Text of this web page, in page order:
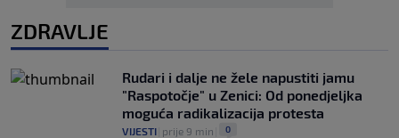
ZDRAVLJE
Rudari i dalje ne žele napustiti jamu
"Raspotočje" u Zenici: Od ponedjeljka
moguća radikalizacija protesta
VIJESTI prije 9 min 0